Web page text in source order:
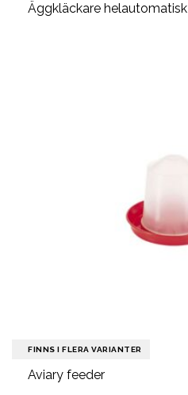
Äggkläckare helautomatisk
FINNS I FLERA VARIANTER
Aviary feeder